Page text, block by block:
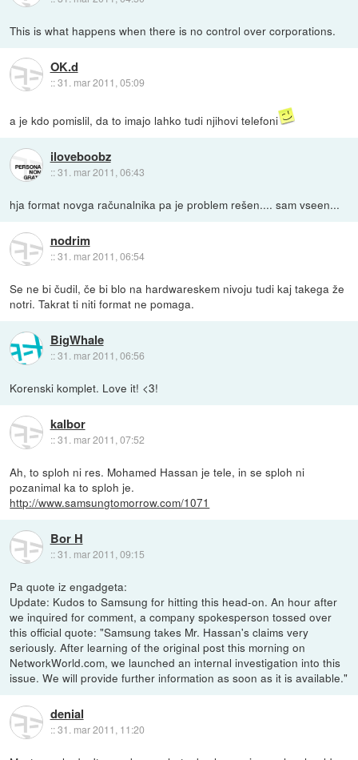
This is what happens when there is no control over corporations.
OK.d
::31. mar 2011, 05:09
a je kdo pomislil, da to imajo lahko tudi njihovi telefoni
iloveboobz
::31. mar 2011, 06:43
hja format novga računalnika pa je problem rešen.... sam vseen...
nodrim
::31. mar 2011, 06:54
Se ne bi čudil, če bi blo na hardwareskem nivoju tudi kaj takega že
notri. Takrat ti niti format ne pomaga.
BigWhale
::31. mar 2011, 06:56
Korenski komplet. Love it! <3!
kalbor
::31. mar 2011, 07:52
Ah, to sploh ni res. Mohamed Hassan je tele, in se sploh ni
pozanimal ka to sploh je.
http://www.samsungtomorrow.com/1071
Bor H
::31. mar 2011, 09:15
Pa quote iz engadgeta:
Update: Kudos to Samsung for hitting this head-on. An hour after
we inquired for comment, a company spokesperson tossed over
this official quote: "Samsung takes Mr. Hassan's claims very
seriously. After learning of the original post this morning on
NetworkWorld.com, we launched an internal investigation into this
issue. We will provide further information as soon as it is available."
denial
::31. mar 2011, 11:20